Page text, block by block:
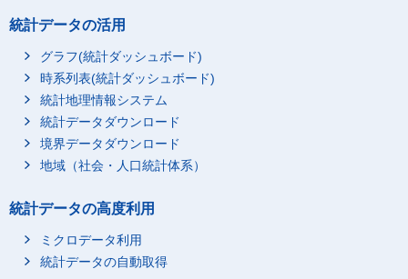
統計データの活用
グラフ(統計ダッシュボード)
時系列表(統計ダッシュボード)
統計地理情報システム
統計データダウンロード
境界データダウンロード
地域（社会・人口統計体系）
統計データの高度利用
ミクロデータ利用
統計データの自動取得